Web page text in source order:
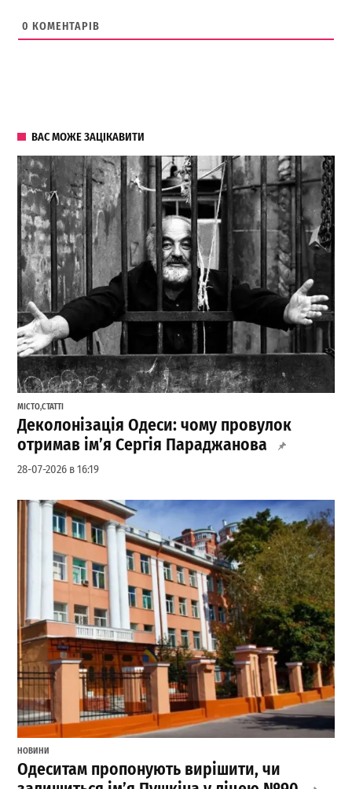
0 КОМЕНТАРІВ
ВАС МОЖЕ ЗАЦІКАВИТИ
МІСТО,СТАТТІ
Деколонізація Одеси: чому провулок
отримав ім’я Сергія Параджанова
28-07-2026 в 16:19
НОВИНИ
Одеситам пропонують вирішити, чи